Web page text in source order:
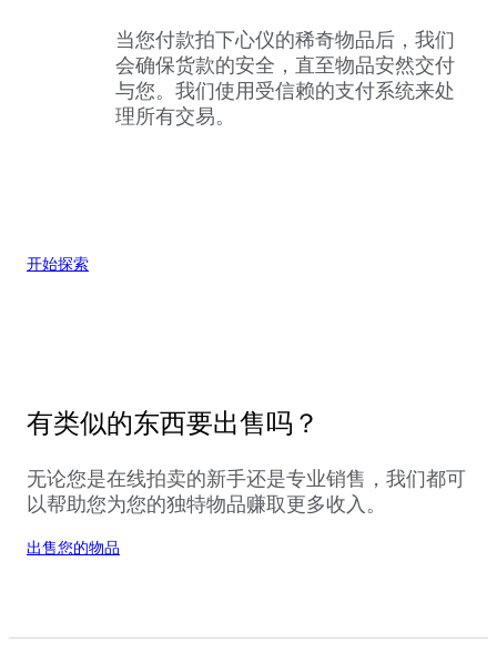
当您付款拍下心仪的稀奇物品后，我们
会确保货款的安全，直至物品安然交付
与您。我们使用受信赖的支付系统来处
理所有交易。
开始探索
有类似的东西要出售吗？
无论您是在线拍卖的新手还是专业销售，我们都可
以帮助您为您的独特物品赚取更多收入。
出售您的物品